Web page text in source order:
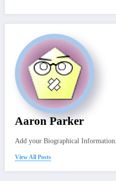
Aaron Parker
Add your Biographical Information.
View All Posts